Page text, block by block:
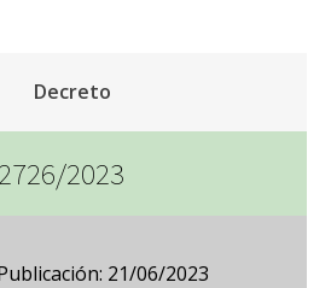
Decreto
2726/2023
21/06/2023